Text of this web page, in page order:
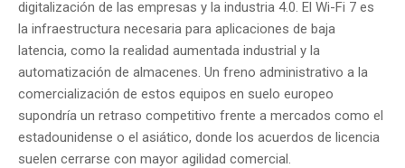
digitalización de las empresas y la industria 4.0. El Wi-Fi 7 es
la infraestructura necesaria para aplicaciones de baja
latencia, como la realidad aumentada industrial y la
automatización de almacenes. Un freno administrativo a la
comercialización de estos equipos en suelo europeo
supondría un retraso competitivo frente a mercados como el
estadounidense o el asiático, donde los acuerdos de licencia
suelen cerrarse con mayor agilidad comercial.